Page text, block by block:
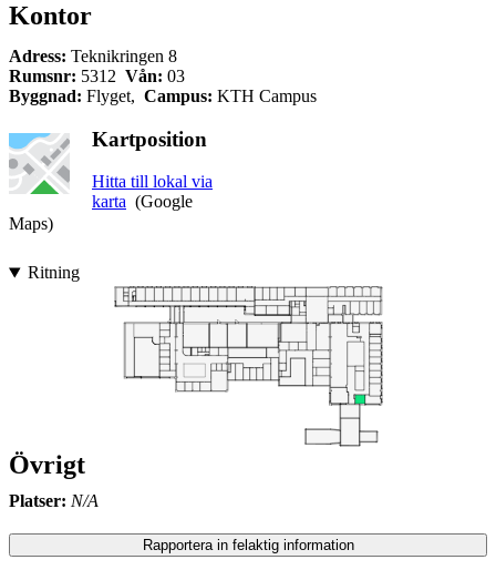
Kontor
Adress: Teknikringen 8
Rumsnr: 5312 Vån: 03
Byggnad: Flyget, Campus: KTH Campus
Kartposition
Hitta till lokal via
karta (Google
Maps)
Ritning
Övrigt
Platser: N/A
Rapportera in felaktig information